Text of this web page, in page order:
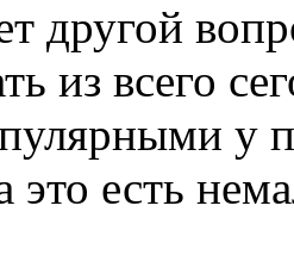
другой
из всего
у
есть